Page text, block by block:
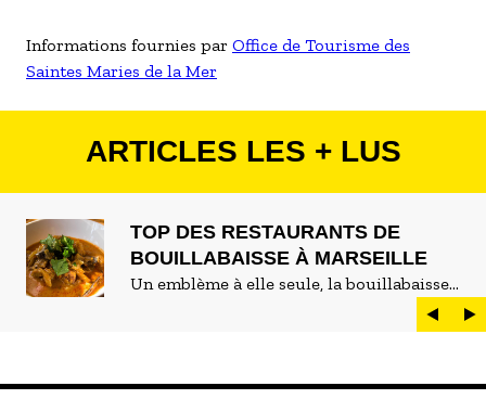
Informations fournies par Office de Tourisme des
Saintes Maries de la Mer
ARTICLES LES + LUS
TOP DES RESTAURANTS DE
BOUILLABAISSE À MARSEILLE
Un emblème à elle seule, la bouillabaisse
est LE plat marseillais par excellence. On
peut d'ailleurs vite être submergé·e par la
servir la meilleure...